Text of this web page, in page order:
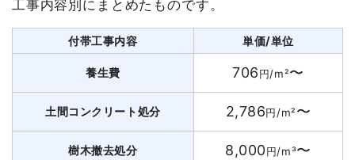
工事内容別にまとめたものです。
付帯工事内容 単価/単位
養生費 706円/m²〜
土間コンクリート処分 2,786円/m²〜
樹木撤去処分 8,000円/m³〜